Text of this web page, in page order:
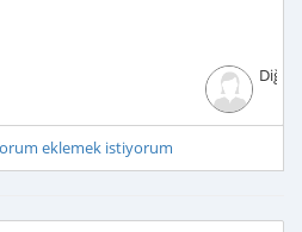
Diğer
eklemek istiyorum